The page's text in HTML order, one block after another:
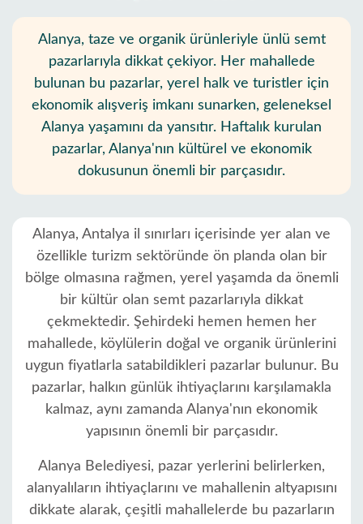
Alanya, taze ve organik ürünleriyle ünlü semt
pazarlarıyla dikkat çekiyor. Her mahallede
bulunan bu pazarlar, yerel halk ve turistler için
ekonomik alışveriş imkanı sunarken, geleneksel
Alanya yaşamını da yansıtır. Haftalık kurulan
pazarlar, Alanya'nın kültürel ve ekonomik
dokusunun önemli bir parçasıdır.
Alanya, Antalya il sınırları içerisinde yer alan ve
özellikle turizm sektöründe ön planda olan bir
bölge olmasına rağmen, yerel yaşamda da önemli
bir kültür olan semt pazarlarıyla dikkat
çekmektedir. Şehirdeki hemen hemen her
mahallede, köylülerin doğal ve organik ürünlerini
uygun fiyatlarla satabildikleri pazarlar bulunur. Bu
pazarlar, halkın günlük ihtiyaçlarını karşılamakla
kalmaz, aynı zamanda Alanya'nın ekonomik
yapısının önemli bir parçasıdır.
Alanya Belediyesi, pazar yerlerini belirlerken,
alanyalıların ihtiyaçlarını ve mahallenin altyapısını
dikkate alarak, çeşitli mahallelerde bu pazarların